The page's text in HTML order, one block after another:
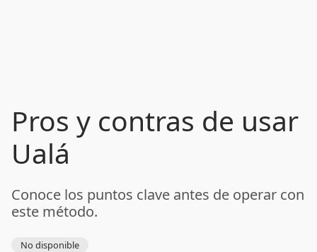
Pros y contras de usar
Ualá
Conoce los puntos clave antes de operar con
este método.
No disponible